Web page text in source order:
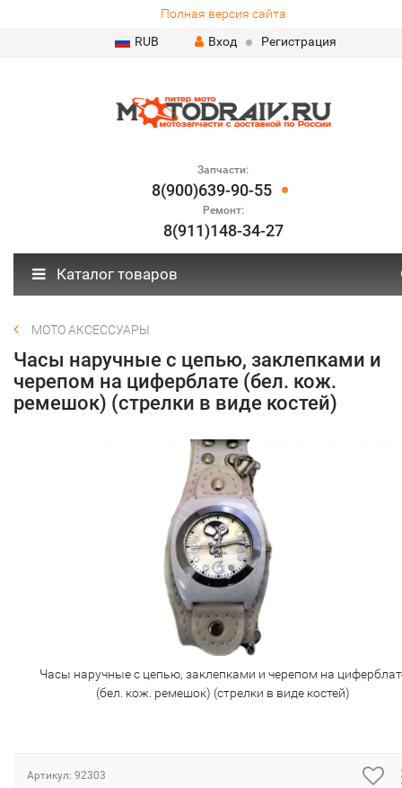
Полная версия сайта
RUB
Вход Регистрация
Запчасти:
8(900)639-90-55
Ремонт:
8(911)148-34-27
Каталог товаров
МОТО АКСЕССУАРЫ
Часы наручные с цепью, заклепками и
черепом на циферблате (бел. кож.
ремешок) (стрелки в виде костей)
Часы наручные с цепью, заклепками и черепом на
(бел. кож. ремешок) (стрелки в виде костей)
Артикул: 92303